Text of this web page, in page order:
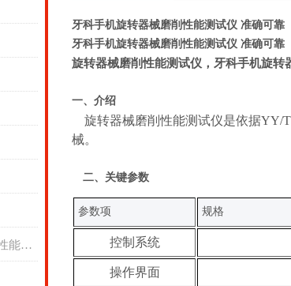
全自动纺织品发射率红外性能分析
牙科手机旋转器械磨削性能测试仪 准确可靠
牙科手机旋转器械磨削性能测试仪 准确可靠
旋转器械磨削性能测试仪，牙科手机旋转
一、 介绍
旋转器械磨削性能测试仪是依据YY/T
械。
二、关键参数
参数项 规格
控制系统
操作界面